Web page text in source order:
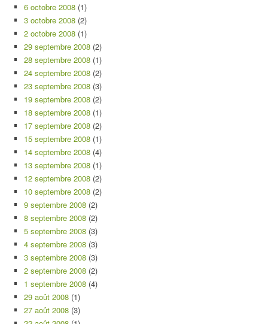
6 octobre 2008 (1)
3 octobre 2008 (2)
2 octobre 2008 (1)
29 septembre 2008 (2)
28 septembre 2008 (1)
24 septembre 2008 (2)
23 septembre 2008 (3)
19 septembre 2008 (2)
18 septembre 2008 (1)
17 septembre 2008 (2)
15 septembre 2008 (1)
14 septembre 2008 (4)
13 septembre 2008 (1)
12 septembre 2008 (2)
10 septembre 2008 (2)
9 septembre 2008 (2)
8 septembre 2008 (2)
5 septembre 2008 (3)
4 septembre 2008 (3)
3 septembre 2008 (3)
2 septembre 2008 (2)
1 septembre 2008 (4)
29 août 2008 (1)
27 août 2008 (3)